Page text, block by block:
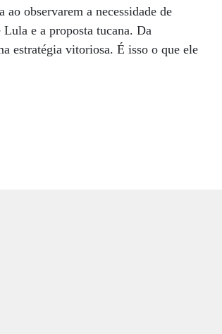
observarem a necessidade de
e a proposta tucana. Da
estratégia vitoriosa. É isso o que ele